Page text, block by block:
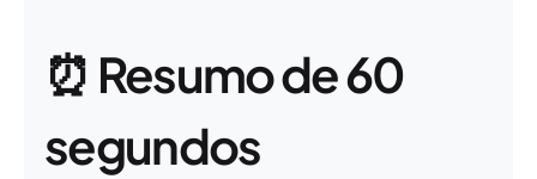
⏰ Resumo de 60
segundos